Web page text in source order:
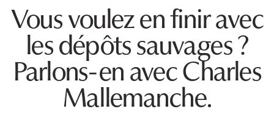
Vous voulez en finir avec
les dépôts sauvages ?
Parlons-en avec Charles
Mallemanche.